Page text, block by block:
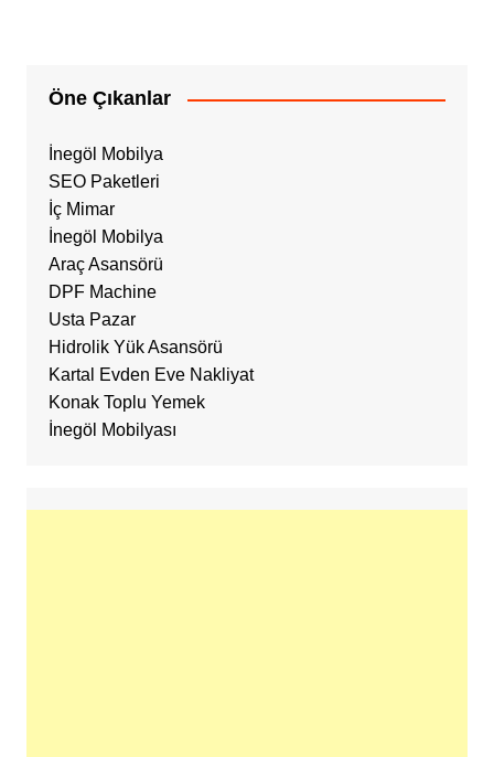
Öne Çıkanlar
İnegöl Mobilya
SEO Paketleri
İç Mimar
İnegöl Mobilya
Araç Asansörü
DPF Machine
Usta Pazar
Hidrolik Yük Asansörü
Kartal Evden Eve Nakliyat
Konak Toplu Yemek
İnegöl Mobilyası